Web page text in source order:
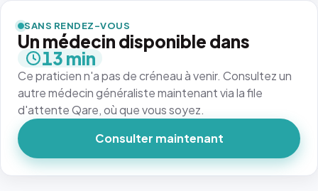
SANS RENDEZ-VOUS
Un médecin disponible dans
13 min
Ce praticien n'a pas de créneau à venir. Consultez un
autre médecin généraliste maintenant via la file
d'attente Qare, où que vous soyez.
Consulter maintenant